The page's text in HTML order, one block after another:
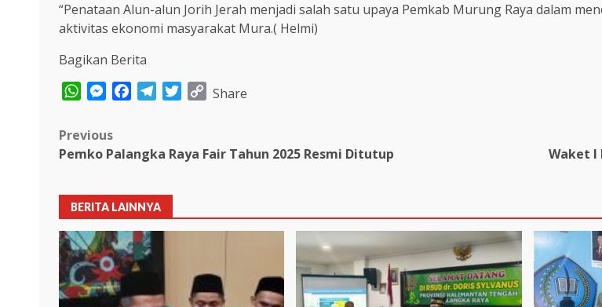
“Penataan Alun-alun Jorih Jerah menjadi salah satu upaya Pemkab Murung Raya dalam
aktivitas ekonomi masyarakat Mura.( Helmi)
Bagikan Berita
WhatsAppMessenger
FacebookTelegram
TwitterCopy
Share
Post
navigation
Previous
Pemko Palangka Raya Fair Tahun 2025 Resmi Ditutup
Waket I
BERITA LAINNYA